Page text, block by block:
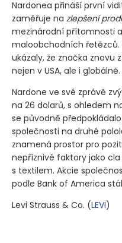
Nardonea přináší první
zaměřuje na zlepšení
mezinárodní přítomnosti
maloobchodních
ukázaly, že značka znovu
nejen v USA, ale i globálně.
Nardone ve své zprávě
na 26 dolarů, s ohledem
se původně
společnosti na druhé
znamená prostor pro
nepříznivé faktory jako
s textilem. Akcie
podle Bank of America
Levi Strauss & Co. (LEVI)